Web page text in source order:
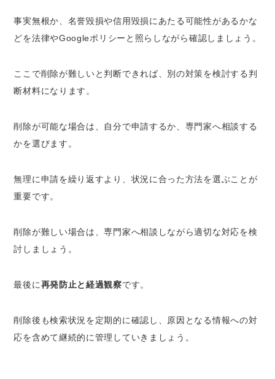
事実無根か、名誉毀損や信用毀損にあたる可能性があるかな
どを法律やGoogleポリシーと照らしながら確認しましょう。
ここで削除が難しいと判断できれば、別の対策を検討する判
断材料になります。
削除が可能な場合は、自分で申請するか、専門家へ相談する
かを選びます。
無理に申請を繰り返すより、状況に合った方法を選ぶことが
重要です。
削除が難しい場合は、専門家へ相談しながら適切な対応を検
討しましょう。
最後に再発防止と経過観察です。
削除後も検索状況を定期的に確認し、原因となる情報への対
応を含めて継続的に管理していきましょう。